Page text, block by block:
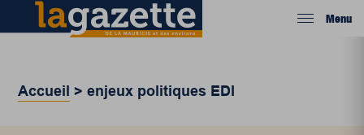
Menu
Accueil >enjeux politiques EDI